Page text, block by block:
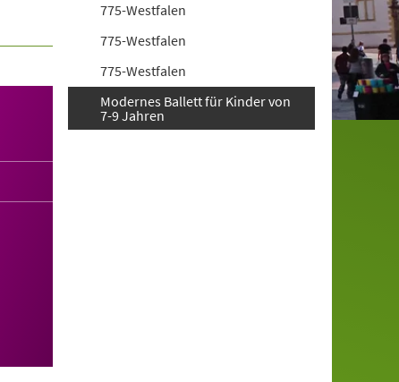
775-Westfalen
775-Westfalen
775-Westfalen
Modernes Ballett für Kinder von
7-9 Jahren